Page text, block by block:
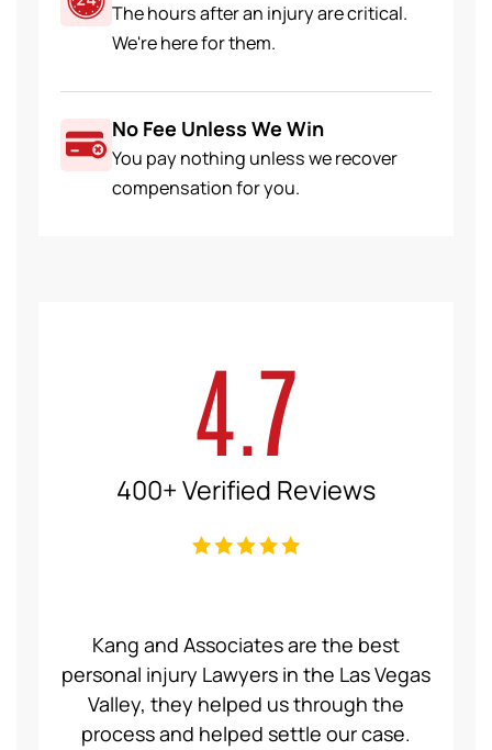
The hours after an injury are critical.
We're here for them.
No Fee Unless We Win
You pay nothing unless we recover
compensation for you.
4.7
400+ Verified Reviews
Kang and Associates are the best
personal injury Lawyers in the Las Vegas
Valley, they helped us through the
process and helped settle our case.